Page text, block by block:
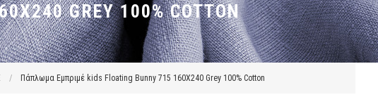
/ Πάπλωμα Εμπριμέ kids Floating Bunny 715 160X240 Grey 100% Cotton
GREY 100% COTTON